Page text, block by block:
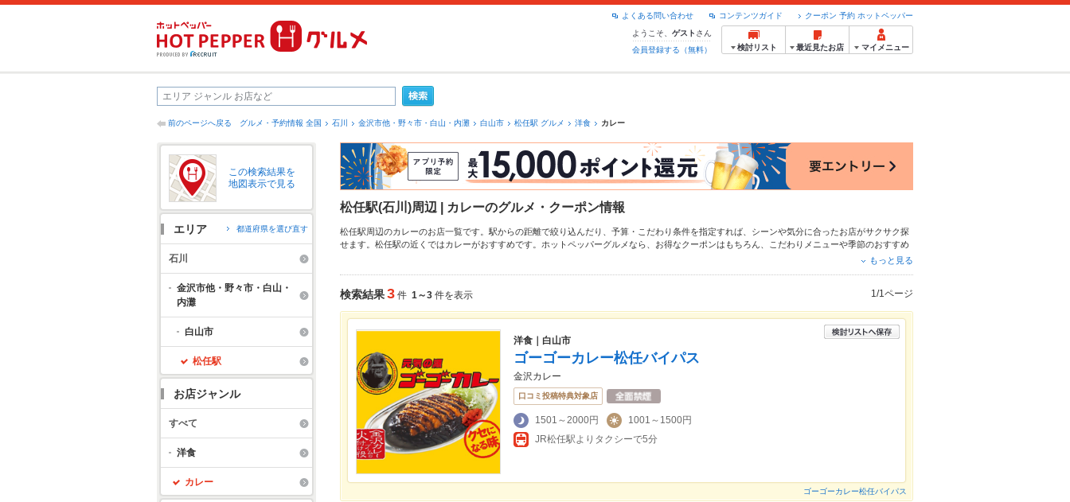
クーポン 予約 ホットペッパー
コンテンツガイド
よくある問い合わせ
ようこそ、 ゲスト さん
会員登録する（無料）
検討リスト 最近見たお店 マイメニュー
前のページへ戻る グルメ・予約情報 全国 石川 金沢市他・野々市・白山・内灘 白山市 松任駅 グルメ 洋食 カレー
この検索結果を
地図表示で見る
エリア 都道府県を選び直す
石川
金沢市他・野々市・白山・
内灘
白山市
松任駅
お店ジャンル
すべて
洋食
カレー
松任駅(石川)周辺 | カレーのグルメ・クーポン情報
松任駅周辺のカレーのお店一覧です。駅からの距離で絞り込んだり、予算・こだわり条件を指定すれば、シーンや気分に合ったお店がサクサク探
せます。松任駅の近くではカレーがおすすめです。ホットペッパーグルメなら、お得なクーポンはもちろん、こだわりメニューや季節のおすすめ
料理など、お店の最新情報をご紹介しているので安心！24時間使える簡単便利なネット予約が使えるお店も拡大中です。友達どうしの飲み会に
もっと見る
検索結果3 件 1～3 件を表示 1/1ページ
洋食｜白山市
ゴーゴーカレー松任バイパス
金沢カレー
口コミ投稿特典対象店
1501～2000円
1001～1500円
JR松任駅よりタクシーで5分
ゴーゴーカレー松任バイパス